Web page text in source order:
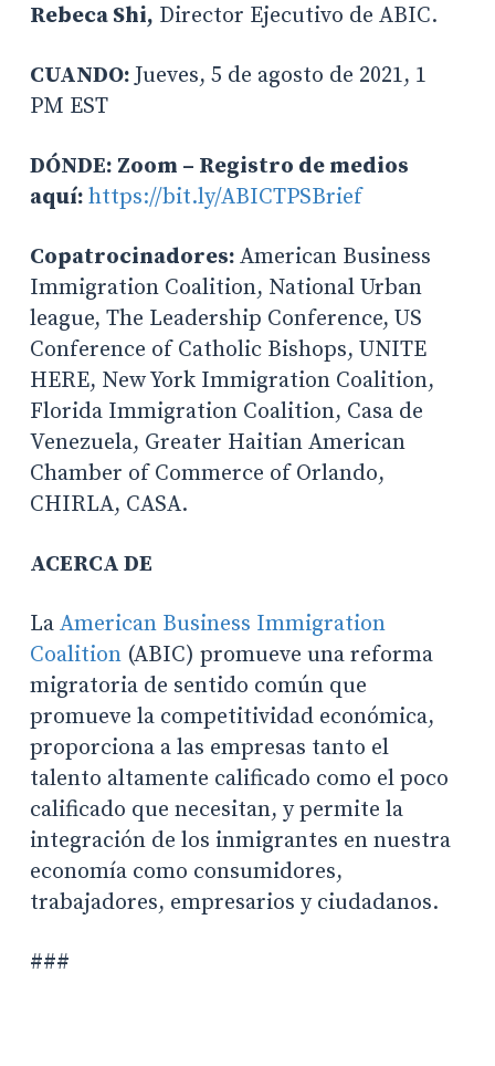
Rebeca Shi, Director Ejecutivo de ABIC.
CUANDO:Jueves, 5 de agosto de 2021, 1
PM EST
DÓNDE: Zoom – Registro de medios
aquí: https://bit.ly/ABICTPSBrief
Copatrocinadores: American Business
Immigration Coalition, National Urban
league, The Leadership Conference, US
Conference of Catholic Bishops, UNITE
HERE, New York Immigration Coalition,
Florida Immigration Coalition, Casa de
Venezuela, Greater Haitian American
Chamber of Commerce of Orlando,
CHIRLA, CASA.
ACERCA DE
La American Business Immigration
Coalition(ABIC) promueve una reforma
migratoria de sentido común que
promueve la competitividad económica,
proporciona a las empresas tanto el
talento altamente calificado como el poco
calificado que necesitan, y permite la
integración de los inmigrantes en nuestra
economía como consumidores,
trabajadores, empresarios y ciudadanos.
###